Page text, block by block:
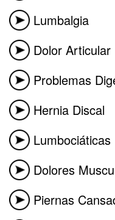
Lumbalgia
Dolor Articular
Problemas
Hernia Discal
Lumbociáticas
Dolores
Piernas